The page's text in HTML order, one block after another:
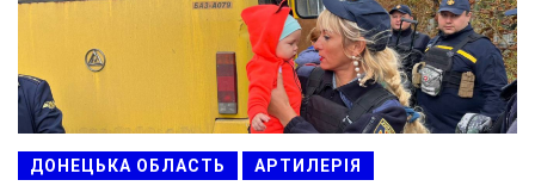
ДОНЕЦЬКА ОБЛАСТЬ АРТИЛЕРІЯ